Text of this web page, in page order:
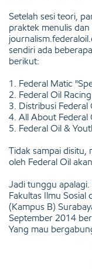
Setelah sesi teori,
praktek menulis
sendiri ada
berikut:
1. Federal Matic
2. Federal Oil
3. Distribusi Federal
4. All About Federal
5. Federal Oil &
Tidak sampai disitu,
oleh Federal Oil
Jadi tunggu
Fakultas Ilmu Sosial
(Kampus B)
September 2014
Yang mau